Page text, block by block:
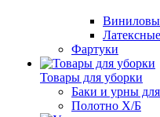
Латексные
Фартуки
Товары для уборки
Баки и урны
Полотно Х/Б